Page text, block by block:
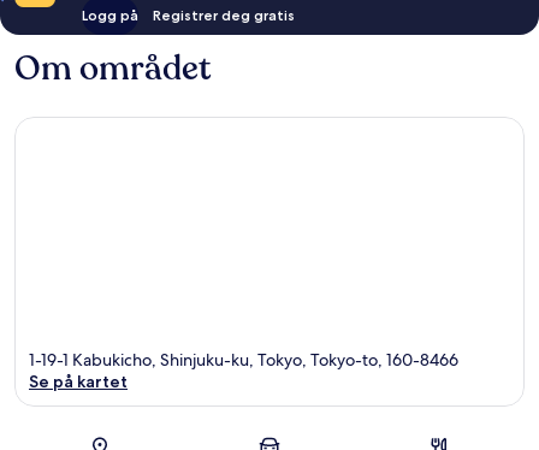
Logg på Registrer deg gratis
Om området
1-19-1 Kabukicho, Shinjuku-ku, Tokyo, Tokyo-to, 160-8466
Se på kartet